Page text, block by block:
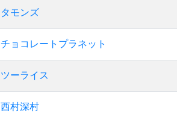
タモンズ
チョコレートプラネット
ツーライス
西村深村